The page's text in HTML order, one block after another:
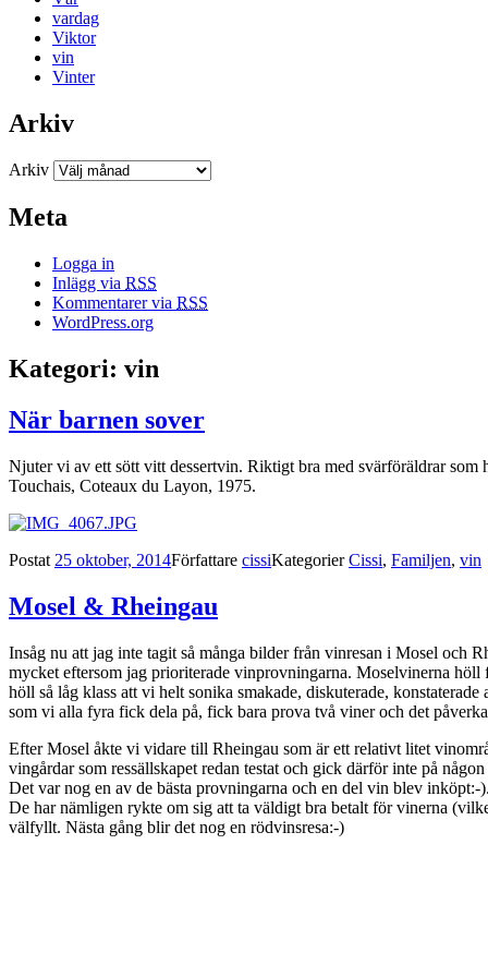
vardag
Viktor
vin
Vinter
Arkiv
Arkiv
Meta
Logga in
Inlägg via RSS
Kommentarer via RSS
WordPress.org
Kategori: vin
När barnen sover
Njuter vi av ett sött vitt dessertvin. Riktigt bra med svärföräldrar
Touchais, Coteaux du Layon, 1975.
Postat 25 oktober, 2014Författare cissiKategorierCissi, Familjen, vin
Mosel & Rheingau
Insåg nu att jag inte tagit så många bilder från vinresan i Mosel och
mycket eftersom jag prioriterade vinprovningarna. Moselvinerna
höll så låg klass att vi helt sonika smakade, diskuterade,
som vi alla fyra fick dela på, fick bara prova två viner och det
Efter Mosel åkte vi vidare till Rheingau som är ett relativt litet
vingårdar som ressällskapet redan testat och gick därför inte på
Det var nog en av de bästa provningarna och en del vin blev
De har nämligen rykte om sig att ta väldigt bra betalt för vinerna
välfyllt. Nästa gång blir det nog en rödvinsresa:-)